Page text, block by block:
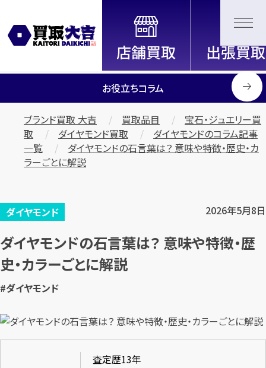
全国2200店舗以上展開中！
信頼と実績の買取専門店「買取大
吉」
お役立ちコラム
ブランド買取 大吉 買取品目
宝石・ジュエリー買
取
ダイヤモンド買取
ダイヤモンドのコラム記事
一覧
ダイヤモンドの石言葉は？ 意味や特徴・歴史・カ
ラーごとに解説
ダイヤモンド 2026年5月8日
ダイヤモンドの石言葉は？ 意味や特徴・歴
史・カラーごとに解説
#ダイヤモンド
査定歴13年